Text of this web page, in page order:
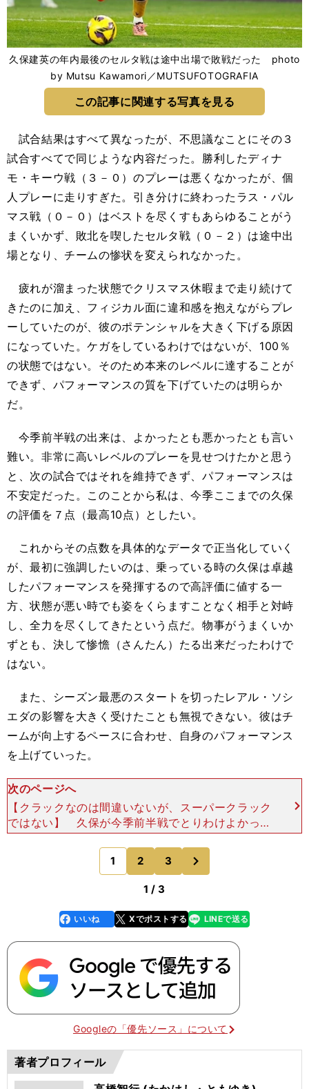
久保建英の年内最後のセルタ戦は途中出場で敗戦だった photo
by Mutsu Kawamori／MUTSUFOTOGRAFIA
この記事に関連する写真を見る
試合結果はすべて異なったが、不思議なことにその３
試合すべてで同じような内容だった。勝利したディナ
モ・キーウ戦（３－０）のプレーは悪くなかったが、個
人プレーに走りすぎた。引き分けに終わったラス・パル
マス戦（０－０）はベストを尽くすもあらゆることがう
まくいかず、敗北を喫したセルタ戦（０－２）は途中出
場となり、チームの惨状を変えられなかった。
疲れが溜まった状態でクリスマス休暇まで走り続けて
きたのに加え、フィジカル面に違和感を抱えながらプレ
ーしていたのが、彼のポテンシャルを大きく下げる原因
になっていた。ケガをしているわけではないが、100％
の状態ではない。そのため本来のレベルに達することが
できず、パフォーマンスの質を下げていたのは明らか
だ。
今季前半戦の出来は、よかったとも悪かったとも言い
難い。非常に高いレベルのプレーを見せつけたかと思う
と、次の試合ではそれを維持できず、パフォーマンスは
不安定だった。このことから私は、今季ここまでの久保
の評価を７点（最高10点）としたい。
これからその点数を具体的なデータで正当化していく
が、最初に強調したいのは、乗っている時の久保は卓越
したパフォーマンスを発揮するので高評価に値する一
方、状態が悪い時でも姿をくらますことなく相手と対峙
し、全力を尽くしてきたという点だ。物事がうまくいか
ずとも、決して惨憺（さんたん）たる出来だったわけで
はない。
また、シーズン最悪のスタートを切ったレアル・ソシ
エダの影響を大きく受けたことも無視できない。彼はチ
ームが向上するペースに合わせ、自身のパフォーマンス
を上げていった。
次のページへ
【クラックなのは間違いないが、スーパークラック
ではない】 久保が今季前半戦でとりわけよかった
点は、突破力と攻撃の主軸となる能力だ。その一方
でプレーに一貫性がなく、継続していい試合をする
のに苦労してい
1 2 3
1 / 3
faceboo
k
いいね Xでポストする
line LINEで送る
Googleの「優先ソース」について
著者プロフィール